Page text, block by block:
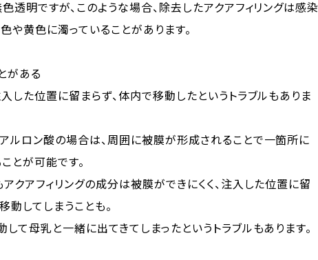
透明ですが、このような場合、除去したアクアフィリングは感染
や黄色に濁っていることがあります。
がある
した位置に留まらず、体内で移動したというトラブルもありま
ルロン酸の場合は、周囲に被膜が形成されることで一箇所に
とが可能です。
クアフィリングの成分は被膜ができにくく、注入した位置に留
してしまうことも。
て母乳と一緒に出てきてしまったというトラブルもあります。